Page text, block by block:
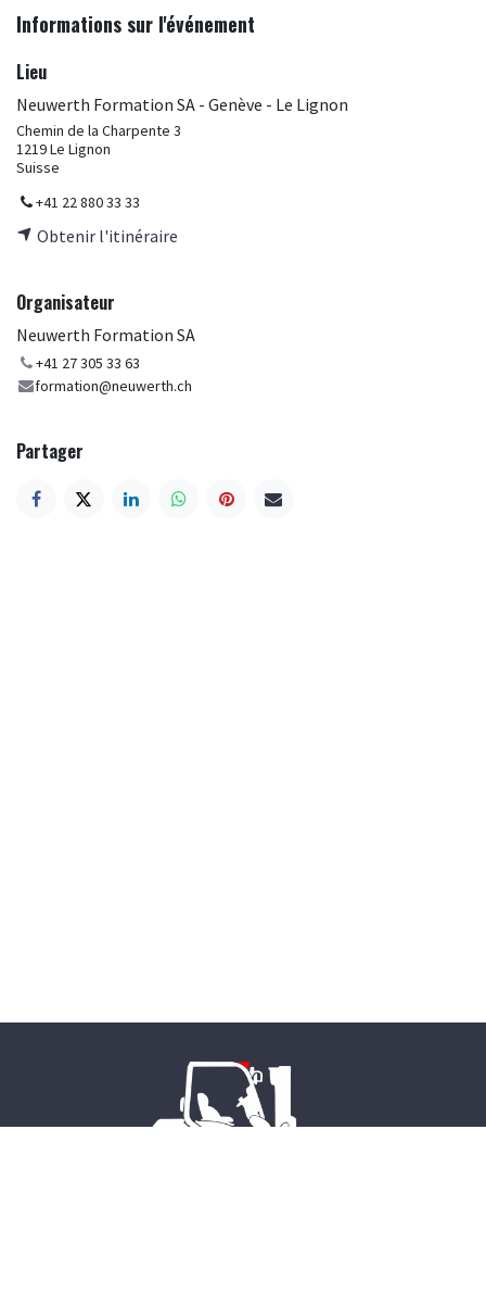
Informations sur l'événement
Lieu
Neuwerth Formation SA - Genève - Le Lignon
Chemin de la Charpente 3
1219 Le Lignon
Suisse
+41 22 880 33 33
Obtenir l'itinéraire
Organisateur
Neuwerth Formation SA
+41 27 305 33 63
formation@neuwerth.ch
Partager